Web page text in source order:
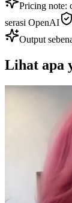
Pricing note:
serasi OpenAI
Output
Lihat apa